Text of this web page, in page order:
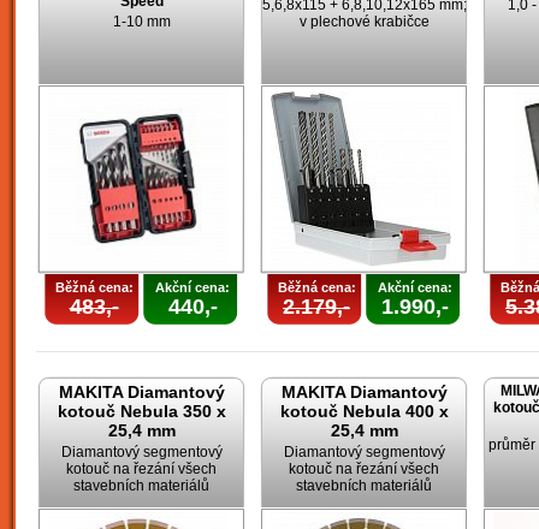
1-10 mm
Běžná cena:
483,-
Akční cena:
440,-
5,6,8x115 + 6,8,10,12x165 mm;
v plechové krabičce
Běžná cena:
2.179,-
Akční cena:
1.990,-
1,0
MAKITA Diamantový
kotouč Nebula 350 x
25,4 mm
Diamantový segmentový
kotouč na řezání všech
stavebních materiálů
MAKITA Diamantový
kotouč Nebula 400 x
25,4 mm
Diamantový segmentový
kotouč na řezání všech
stavebních materiálů
průměr